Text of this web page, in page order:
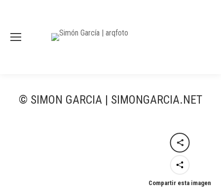
© SIMON GARCIA | SIMONGARCIA.NET
Compartir esta imagen